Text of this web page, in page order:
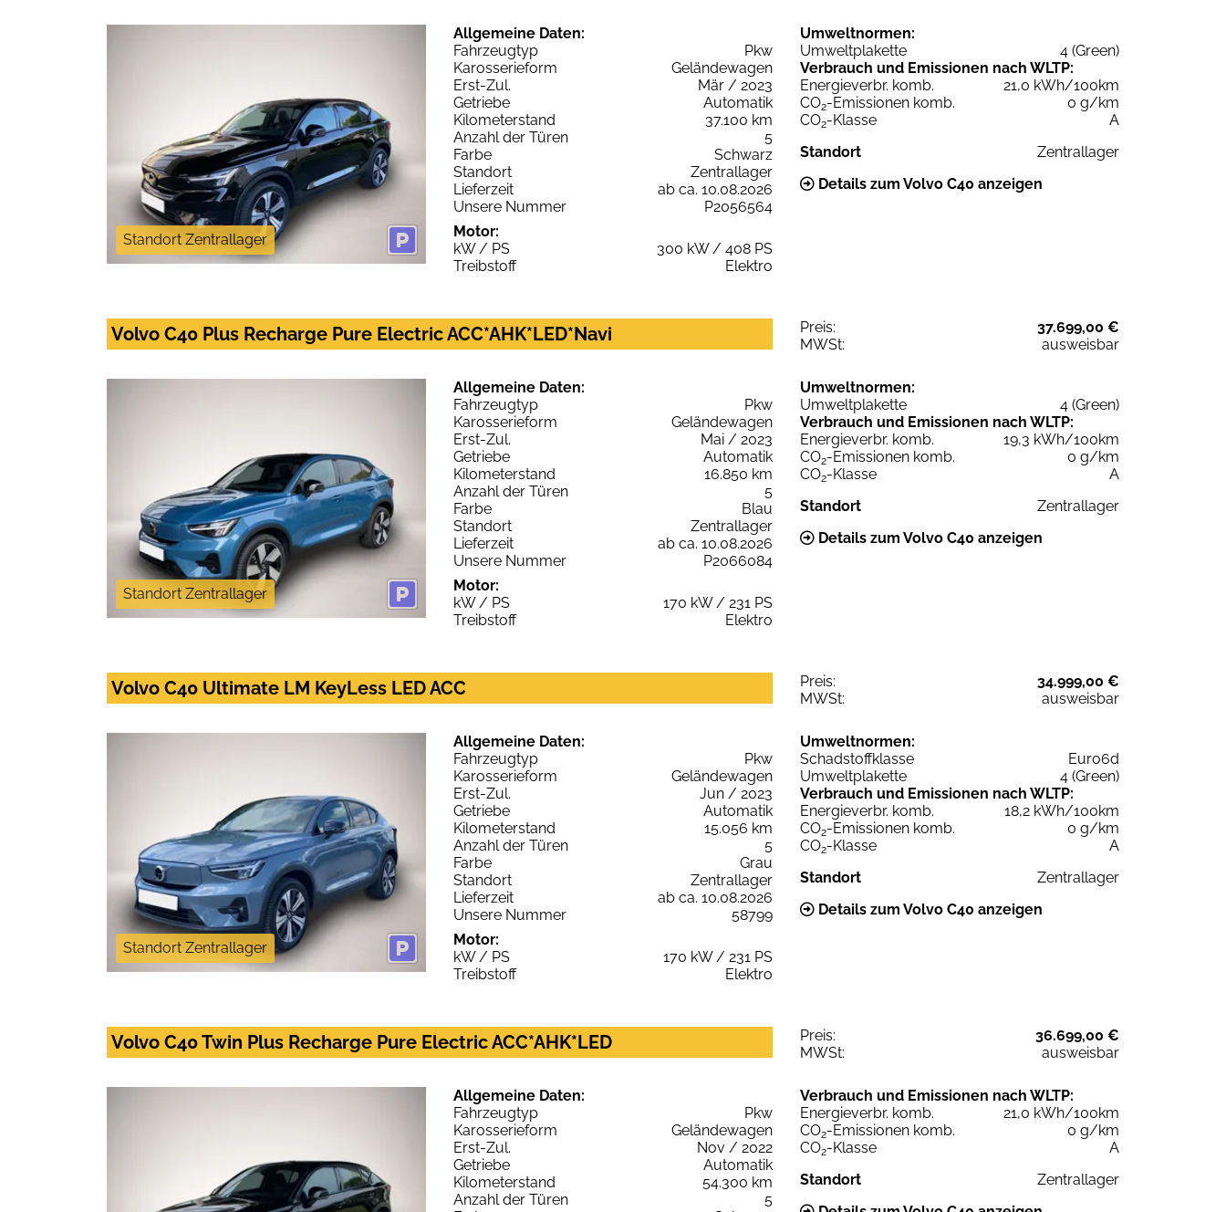
Standort Zentrallager
Allgemeine Daten:
Fahrzeugtyp
Pkw
Karosserieform
Geländewagen
Erst-Zul.
Mär / 2023
Getriebe
Automatik
Kilometerstand
37.100 km
Anzahl der Türen
5
Farbe
Schwarz
Standort
Zentrallager
Lieferzeit
ab ca. 10.08.2026
Unsere Nummer
P2056564
Motor:
kW / PS
300 kW / 408 PS
Treibstoff
Elektro
Umweltnormen:
Umweltplakette
4 (Green)
Verbrauch und Emissionen nach WLTP:
Energieverbr. komb.
21,0 kWh/100km
CO2-Emissionen komb.
0 g/km
CO2-Klasse
A
Standort
Zentrallager
Details zum Volvo C40 anzeigen
Volvo C40 Plus Recharge Pure Electric ACC*AHK*LED*Navi Preis:
37.699,00 €
MWSt:
ausweisbar
Standort Zentrallager
Allgemeine Daten:
Fahrzeugtyp
Pkw
Karosserieform
Geländewagen
Erst-Zul.
Mai / 2023
Getriebe
Automatik
Kilometerstand
16.850 km
Anzahl der Türen
5
Farbe
Blau
Standort
Zentrallager
Lieferzeit
ab ca. 10.08.2026
Unsere Nummer
P2066084
Motor:
kW / PS
170 kW / 231 PS
Treibstoff
Elektro
Umweltnormen:
Umweltplakette
4 (Green)
Verbrauch und Emissionen nach WLTP:
Energieverbr. komb.
19,3 kWh/100km
CO2-Emissionen komb.
0 g/km
CO2-Klasse
A
Standort
Zentrallager
Details zum Volvo C40 anzeigen
Volvo C40 Ultimate LM KeyLess LED ACC Preis:
34.999,00 €
MWSt:
ausweisbar
Standort Zentrallager
Allgemeine Daten:
Fahrzeugtyp
Pkw
Karosserieform
Geländewagen
Erst-Zul.
Jun / 2023
Getriebe
Automatik
Kilometerstand
15.056 km
Anzahl der Türen
5
Farbe
Grau
Standort
Zentrallager
Lieferzeit
ab ca. 10.08.2026
Unsere Nummer
58799
Motor:
kW / PS
170 kW / 231 PS
Treibstoff
Elektro
Umweltnormen:
Schadstoffklasse
Euro6d
Umweltplakette
4 (Green)
Verbrauch und Emissionen nach WLTP:
Energieverbr. komb.
18,2 kWh/100km
CO2-Emissionen komb.
0 g/km
CO2-Klasse
A
Standort
Zentrallager
Details zum Volvo C40 anzeigen
Volvo C40 Twin Plus Recharge Pure Electric ACC*AHK*LED Preis:
36.699,00 €
MWSt:
ausweisbar
Allgemeine Daten:
Fahrzeugtyp
Pkw
Karosserieform
Geländewagen
Erst-Zul.
Nov / 2022
Getriebe
Automatik
Kilometerstand
54.300 km
Anzahl der Türen
5
Verbrauch und Emissionen nach WLTP:
Energieverbr. komb.
21,0 kWh/100km
CO2-Emissionen komb.
0 g/km
CO2-Klasse
A
Standort
Zentrallager